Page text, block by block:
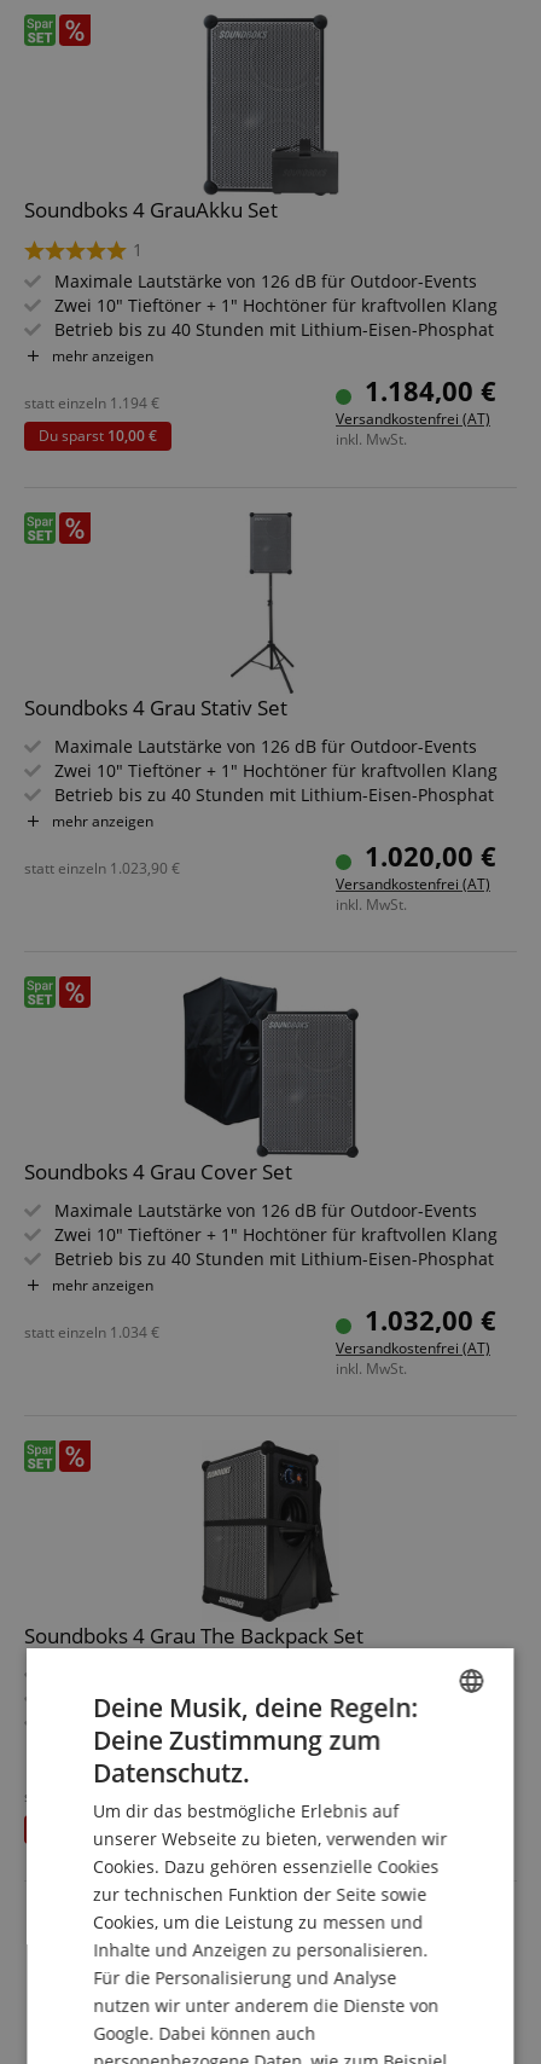
Soundboks 4 GrauAkku Set
1
Maximale Lautstärke von 126 dB für Outdoor-Events
Zwei 10" Tieftöner + 1" Hochtöner für kraftvollen Klang
Betrieb bis zu 40 Stunden mit Lithium-Eisen-Phosphat
Akku
Bluetooth 5.0 & TeamUp-Verbindung für bis zu 5
Lautsprecher
Robustes Pappelholzgehäuse mit Aluminiumrahmen
und IP65 Elektronik
Sparset inklusive Ersatzakku
mehr anzeigen
1.184,00 €
Versandkostenfrei (AT)
inkl. MwSt.
statt einzeln 1.194€
Du sparst 10,00 €
Soundboks 4 Grau Stativ Set
Maximale Lautstärke von 126 dB für Outdoor-Events
Zwei 10" Tieftöner + 1" Hochtöner für kraftvollen Klang
Betrieb bis zu 40 Stunden mit Lithium-Eisen-Phosphat
Akku
Bluetooth 5.0 & TeamUp-Verbindung für bis zu 5
Lautsprecher
Robustes Pappelholzgehäuse mit Aluminiumrahmen
Sparset inklusive Lautsprecherstativ
mehr anzeigen
1.020,00 €
Versandkostenfrei (AT)
inkl. MwSt.
statt einzeln 1.023,90 €
Soundboks 4 Grau Cover Set
Maximale Lautstärke von 126 dB für Outdoor-Events
Zwei 10" Tieftöner + 1" Hochtöner für kraftvollen Klang
Betrieb bis zu 40 Stunden mit Lithium-Eisen-Phosphat
Akku
Bluetooth 5.0 & TeamUp-Verbindung für bis zu 5
Lautsprecher
Robustes Pappelholzgehäuse mit Aluminiumrahmen
mehr anzeigen
1.032,00 €
Versandkostenfrei (AT)
inkl. MwSt.
statt einzeln 1.034€
Soundboks 4 Grau The Backpack Set
Maximale Lautstärke von 126 dB für Outdoor-Events
Zwei 10" Tieftöner + 1" Hochtöner für kraftvollen Klang
Betrieb bis zu 40 Stunden mit Lithium-Eisen-Phosphat
Bluetooth 5.0 & TeamUp-Verbindung für bis zu 5
Robustes Pappelholzgehäuse mit Aluminiumrahmen
und IP65 Elektronik
ProPanel mit XLR/6,3 mm/TRS und 3,5 mm Eingängen für
vielseitige Nutzung
Sparset inklusive The Backpack
mehr anzeigen
Versandkostenfrei (AT)
inkl. MwSt.
statt einzeln
FRENCH
SPANISH
Deine Musik, deine Regeln:
Deine Zustimmung zum
Datenschutz.
Um dir das bestmögliche Erlebnis auf
unserer Webseite zu bieten, verwenden wir
Cookies. Dazu gehören essenzielle Cookies
zur technischen Funktion der Seite sowie
Cookies, um die Leistung zu messen und
Inhalte und Anzeigen zu personalisieren.
Für die Personalisierung und Analyse
nutzen wir unter anderem die Dienste von
Google. Dabei können auch